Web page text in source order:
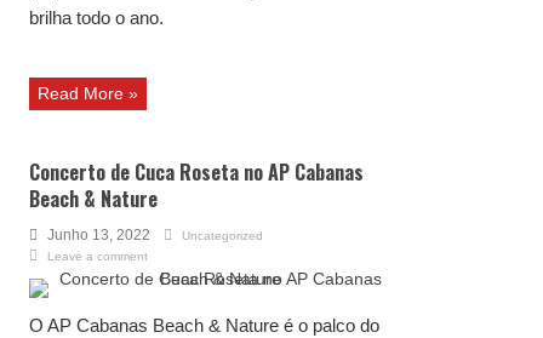
brilha todo o ano.
Read More »
Concerto de Cuca Roseta no AP Cabanas
Beach & Nature
Junho 13, 2022
Uncategorized
Leave a comment
O AP Cabanas Beach & Nature é o palco do